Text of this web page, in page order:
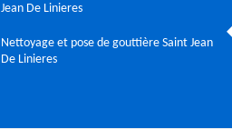
Jean De Linieres
Nettoyage et pose de gouttière Saint Jean
De Linieres